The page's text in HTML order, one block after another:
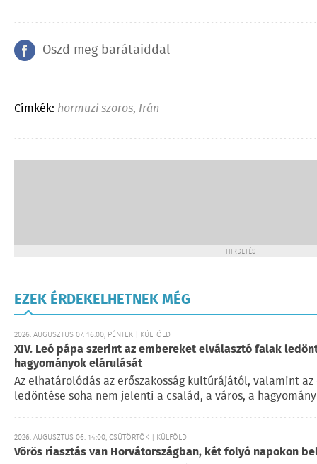
Oszd meg barátaiddal
Címkék: hormuzi szoros, Irán
HIRDETÉS
EZEK ÉRDEKELHETNEK MÉG
2026. AUGUSZTUS 07. 16:00, PÉNTEK | KÜLFÖLD
XIV. Leó pápa szerint az embereket elválasztó falak
hagyományok elárulását
Az elhatárolódás az erőszakosság kultúrájától, valamint
ledöntése soha nem jelenti a család, a város, a
2026. AUGUSZTUS 06. 14:00, CSÜTÖRTÖK | KÜLFÖLD
Vörös riasztás van Horvátországban, két folyó napokon